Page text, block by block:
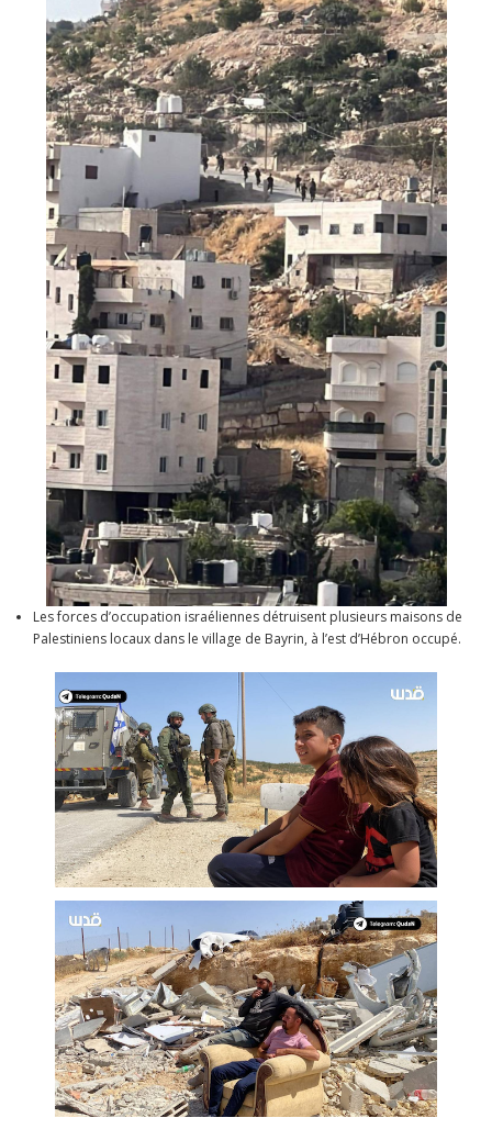
Les forces d’occupation israéliennes détruisent plusieurs maisons de
Palestiniens locaux dans le village de Bayrin, à l’est d’Hébron occupé.